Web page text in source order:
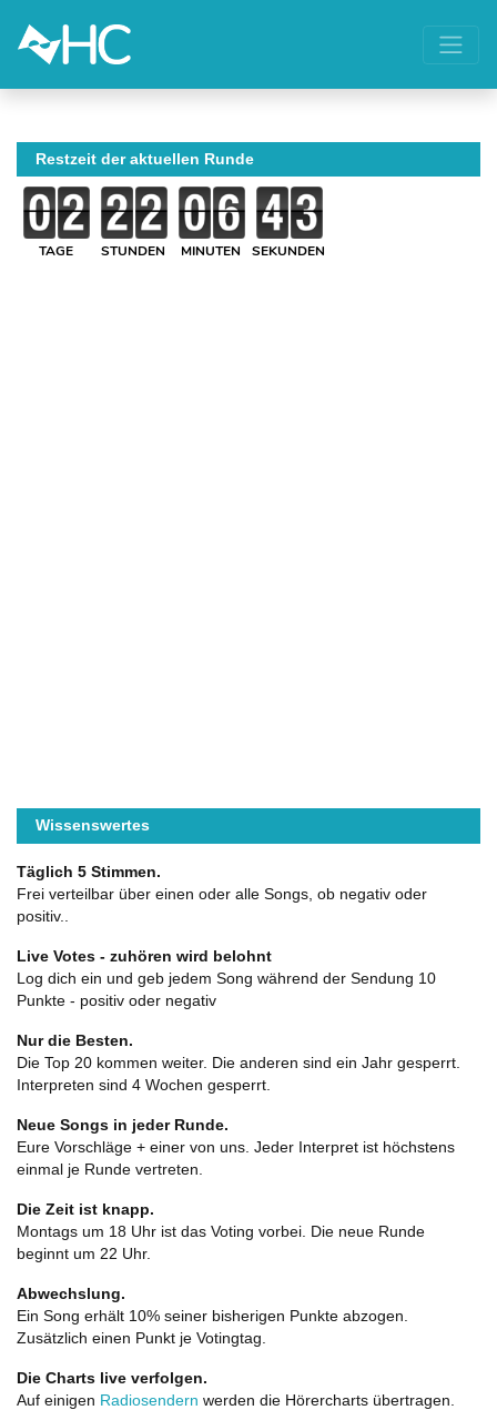
Restzeit der aktuellen Runde
TAGE STUNDEN MINUTEN SEKUNDEN
Wissenswertes
Täglich 5 Stimmen.
Frei verteilbar über einen oder alle Songs, ob negativ oder
positiv..
Live Votes - zuhören wird belohnt
Log dich ein und geb jedem Song während der Sendung 10
Punkte - positiv oder negativ
Nur die Besten.
Die Top 20 kommen weiter. Die anderen sind ein Jahr gesperrt.
Interpreten sind 4 Wochen gesperrt.
Neue Songs in jeder Runde.
Eure Vorschläge + einer von uns. Jeder Interpret ist höchstens
einmal je Runde vertreten.
Die Zeit ist knapp.
Montags um 18 Uhr ist das Voting vorbei. Die neue Runde
beginnt um 22 Uhr.
Abwechslung.
Ein Song erhält 10% seiner bisherigen Punkte abzogen.
Zusätzlich einen Punkt je Votingtag.
Die Charts live verfolgen.
Auf einigen Radiosendern werden die Hörercharts übertragen.